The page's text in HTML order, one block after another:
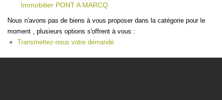
CONTACT
Immobilier PONT A MARCQ
Nous n'avons pas de biens à vous proposer dans la catégorie pour le
moment , plusieurs options s'offrent à vous :
Transmettez-nous votre demande